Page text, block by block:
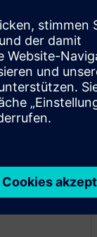
Sie einfach